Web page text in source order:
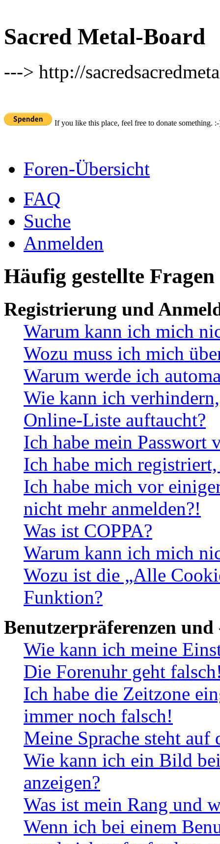
Sacred Metal-Board
---> http://
If you like this place, feel free to donate something.
Foren-Übersicht
FAQ
Suche
Anmelden
Häufig gestellte Fragen
Registrierung und
Warum kann ich mich
Wozu muss ich mich
Warum werde ich
Wie kann ich
Online-Liste auftaucht?
Ich habe mein Passwort
Ich habe mich
Ich habe mich vor
nicht mehr anmelden?!
Was ist COPPA?
Warum kann ich mich
Wozu ist die „Alle
Funktion?
Benutzerpräferenzen und
Wie kann ich meine
Die Forenuhr geht
Ich habe die Zeitzone
immer noch falsch!
Meine Sprache steht
Wie kann ich ein Bild
anzeigen?
Was ist mein Rang und
Wenn ich bei einem